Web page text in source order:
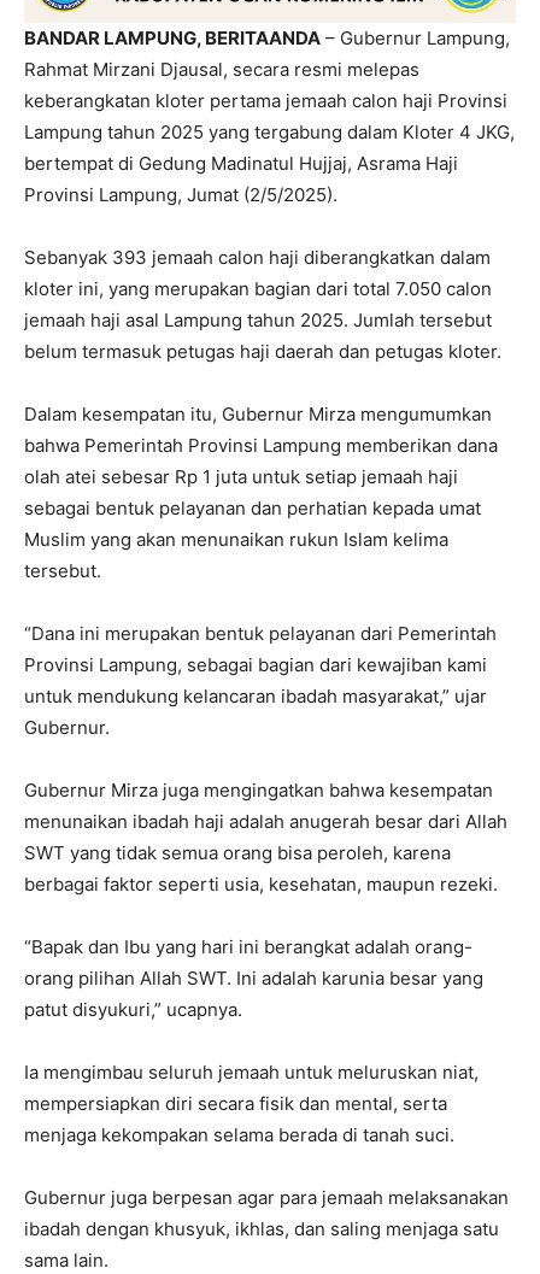
BANDAR LAMPUNG, BERITAANDA – Gubernur Lampung,
Rahmat Mirzani Djausal, secara resmi melepas
keberangkatan kloter pertama jemaah calon haji Provinsi
Lampung tahun 2025 yang tergabung dalam Kloter 4 JKG,
bertempat di Gedung Madinatul Hujjaj, Asrama Haji
Provinsi Lampung, Jumat (2/5/2025).
Sebanyak 393 jemaah calon haji diberangkatkan dalam
kloter ini, yang merupakan bagian dari total 7.050 calon
jemaah haji asal Lampung tahun 2025. Jumlah tersebut
belum termasuk petugas haji daerah dan petugas kloter.
Dalam kesempatan itu, Gubernur Mirza mengumumkan
bahwa Pemerintah Provinsi Lampung memberikan dana
olah atei sebesar Rp 1 juta untuk setiap jemaah haji
sebagai bentuk pelayanan dan perhatian kepada umat
Muslim yang akan menunaikan rukun Islam kelima
tersebut.
“Dana ini merupakan bentuk pelayanan dari Pemerintah
Provinsi Lampung, sebagai bagian dari kewajiban kami
untuk mendukung kelancaran ibadah masyarakat,” ujar
Gubernur.
Gubernur Mirza juga mengingatkan bahwa kesempatan
menunaikan ibadah haji adalah anugerah besar dari Allah
SWT yang tidak semua orang bisa peroleh, karena
berbagai faktor seperti usia, kesehatan, maupun rezeki.
“Bapak dan Ibu yang hari ini berangkat adalah orang-
orang pilihan Allah SWT. Ini adalah karunia besar yang
patut disyukuri,” ucapnya.
Ia mengimbau seluruh jemaah untuk meluruskan niat,
mempersiapkan diri secara fisik dan mental, serta
menjaga kekompakan selama berada di tanah suci.
Gubernur juga berpesan agar para jemaah melaksanakan
ibadah dengan khusyuk, ikhlas, dan saling menjaga satu
sama lain.